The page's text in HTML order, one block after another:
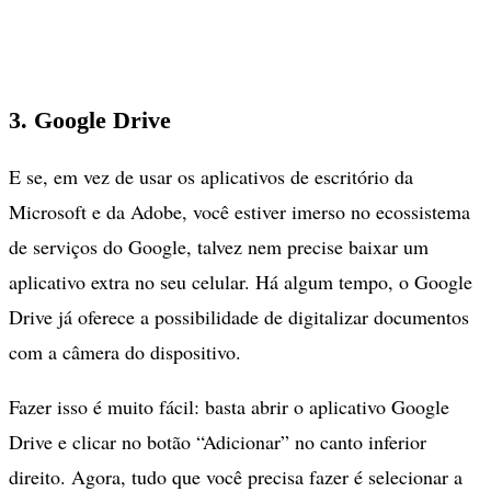
3. Google Drive
E se, em vez de usar os aplicativos de escritório da
Microsoft e da Adobe, você estiver imerso no ecossistema
de serviços do Google, talvez nem precise baixar um
aplicativo extra no seu celular. Há algum tempo, o Google
Drive já oferece a possibilidade de digitalizar documentos
com a câmera do dispositivo.
Fazer isso é muito fácil: basta abrir o aplicativo Google
Drive e clicar no botão “Adicionar” no canto inferior
direito. Agora, tudo que você precisa fazer é selecionar a